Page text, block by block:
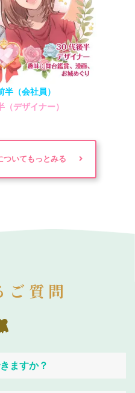
半（会社員）
（デザイナー）
ついてもっとみる
ご質問
ますか？